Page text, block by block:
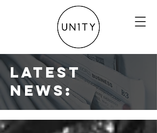
Latest
news: